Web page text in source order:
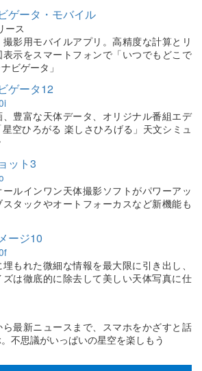
ゲータ・モバイル
ース
影用モバイルアプリ。高精度な計算とリ
表示をスマートフォンで「いつでもどこで
ビゲータ」
ゲータ12
、豊富な天体データ、オリジナル番組エデ
星空ひろがる 楽しさひろげる」天文シミュ
ット3
ルインワン天体撮影ソフトがパワーアッ
スタックやオートフォーカスなど新機能も
ージ10
もれた微細な情報を最大限に引き出し、
は徹底的に除去して美しい天体写真に仕
ら最新ニュースまで、スマホをかざすと話
不思議がいっぱいの星空を楽しもう